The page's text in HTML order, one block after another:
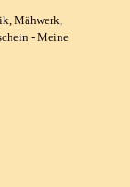
Mähwerk,
- Meine